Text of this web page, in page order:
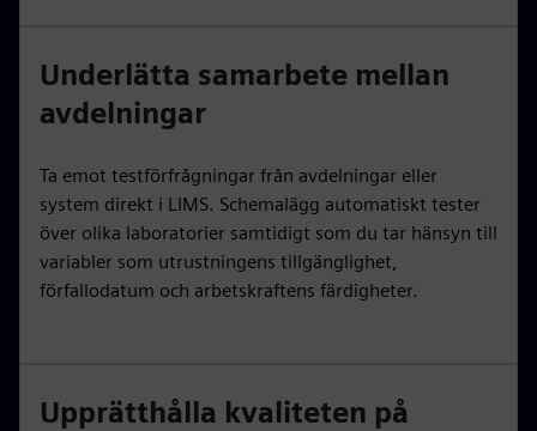
Underlätta samarbete mellan
avdelningar
Ta emot testförfrågningar från avdelningar eller
system direkt i LIMS. Schemalägg automatiskt tester
över olika laboratorier samtidigt som du tar hänsyn till
variabler som utrustningens tillgänglighet,
förfallodatum och arbetskraftens färdigheter.
Upprätthålla kvaliteten på